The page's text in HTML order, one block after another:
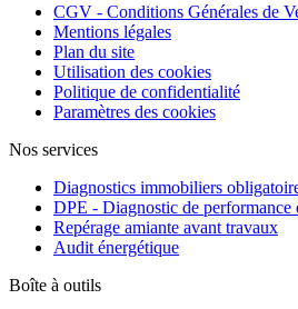
CGV - Conditions Générales de
Mentions légales
Plan du site
Utilisation des cookies
Politique de confidentialité
Paramètres des cookies
Nos services
Diagnostics immobiliers
DPE - Diagnostic de performance
Repérage amiante avant travaux
Audit énergétique
Boîte à outils